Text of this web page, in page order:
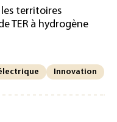
les territoires
TER à hydrogène
Innovation